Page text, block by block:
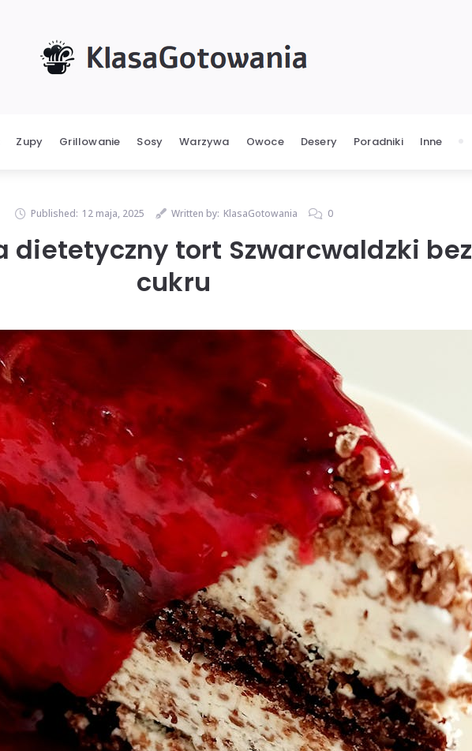
Zupy Grillowanie Sosy Warzywa Owoce Desery Poradniki Inne
Published: 12 maja, 2025 Written by: KlasaGotowania 0
dietetyczny tort Szwarcwaldzki bez
cukru